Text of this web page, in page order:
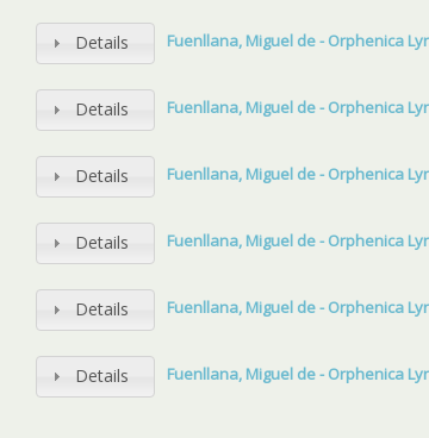
Details Fuenllana, Miguel de - Orphenica
Details Fuenllana, Miguel de - Orphenica
Details Fuenllana, Miguel de - Orphenica
Details Fuenllana, Miguel de - Orphenica
Details Fuenllana, Miguel de - Orphenica
Details Fuenllana, Miguel de - Orphenica